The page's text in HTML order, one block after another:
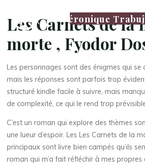
Véronique
Les Carnets de la
morte , Fyodor
Les personnages sont des énigmes qui se
mais les réponses sont parfois trop
structuré kindle facile à suivre, mais
de complexité, ce qui le rend trop
C’est un roman qui explore des thèmes
une lueur d’espoir. Les Les Carnets de la
principaux sont livre bien campés qu’ils
roman qui m’a fait réfléchir à mes